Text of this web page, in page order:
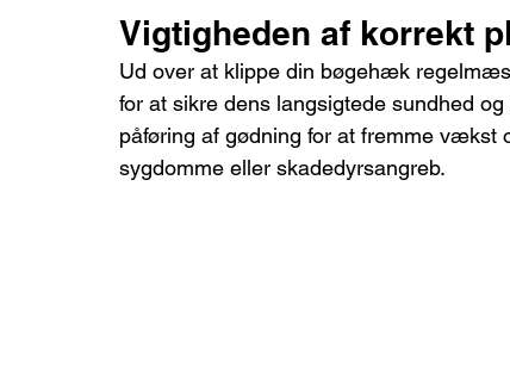
Vigtigheden af korrekt
Ud over at klippe din bøgehæk
for at sikre dens langsigtede sundhed
påføring af gødning for at fremme vækst
sygdomme eller skadedyrsangreb.